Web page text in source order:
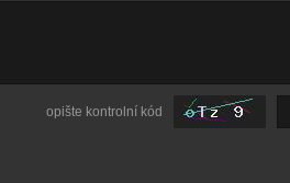
opište kontrolní kód